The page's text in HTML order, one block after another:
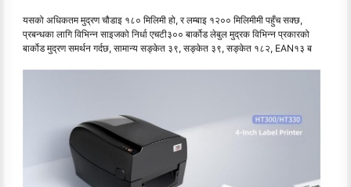
यसको अधिकतम मुद्रण चौडाइ १८० मिलिमी हो, र लम्बाइ १२०० मिलिमीमी पहुँच सक्छ,
प्रबन्धका लागि विभिन्न साइजको निर्धा एचटी३०० बार्कोड लेबुल मुद्रक विभिन्न प्रकारको
बार्कोड मुद्रण समर्थन गर्दछ, सामान्य सङ्केत ३९, सङ्केत ३९, सङ्केत १८२, EAN१३ ब